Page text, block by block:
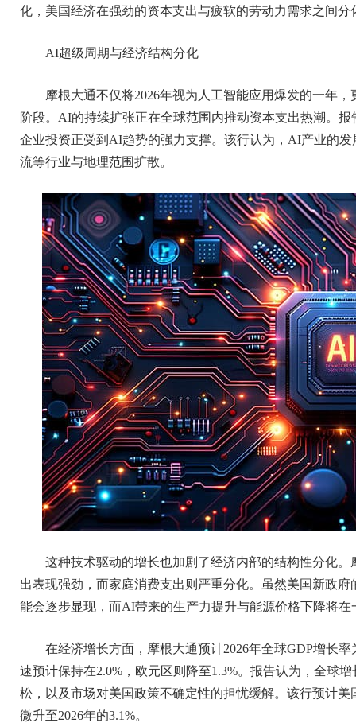
化，美国经济在强劲的资本支出与疲软的劳动力需求之间
AI超级周期与经济结构分化
摩根大通不仅将2026年视为人工智能应用爆发的一年
阶段。AI的持续扩张正在全球范围内推动资本支出热潮。
企业投资正受到AI趋势的强力支撑。该行认为，AI产业的
流等行业与地理范围扩散。
这种技术驱动的增长也加剧了经济内部的结构性分化
出表现强劲，而家庭消费支出则严重分化。虽然美国新政
能会逐步显现，而AI带来的生产力提升与能源价格下降将
在经济增长方面，摩根大通预计2026年全球GDP增长
速预计保持在2.0%，欧元区则降至1.3%。报告认为，全球
松，以及市场对美国政策不确定性的担忧缓解。该行预计美
微升至2026年的3.1%。